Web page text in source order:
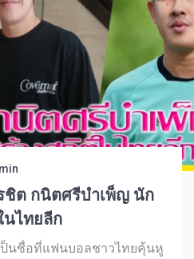
ชิต กนิตศรีบำเพ็ญ นัก
นไทยลีก
นชื่อที่แฟนบอลชาวไทยคุ้นหู